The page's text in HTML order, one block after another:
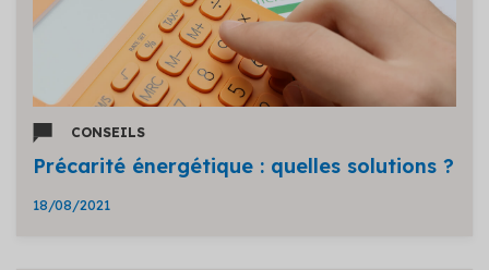
CONSEILS
Précarité énergétique : quelles solutions ?
18/08/2021